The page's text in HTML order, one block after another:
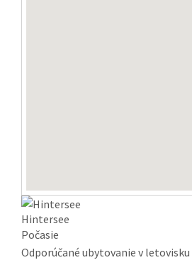
Hintersee
Počasie
Odporúčané ubytovanie v